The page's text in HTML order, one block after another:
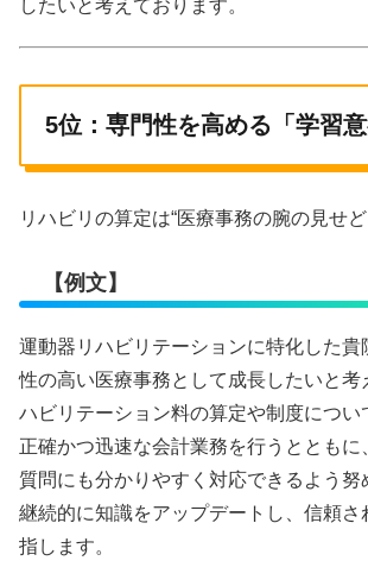
したいと考えております。
5位：専門性を高める「学習意
リハビリの算定は“医療事務の腕の見せど
【例文】
運動器リハビリテーションに特化した貴
性の高い医療事務として成長したいと考
ハビリテーション料の算定や制度につい
正確かつ迅速な会計業務を行うとともに
質問にも分かりやすく対応できるよう努
継続的に知識をアップデートし、信頼さ
指します。